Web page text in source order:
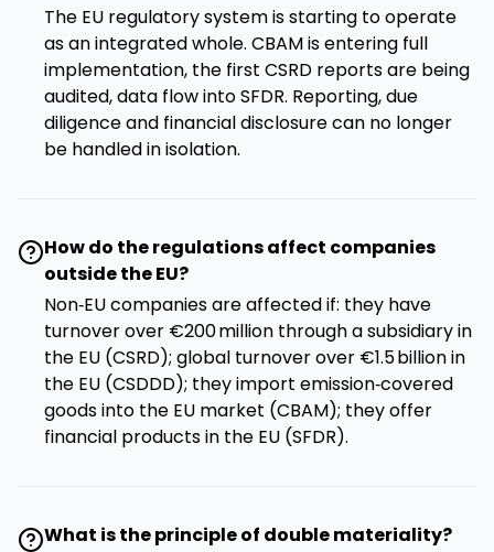
The EU regulatory system is starting to operate
as an integrated whole. CBAM is entering full
implementation, the first CSRD reports are being
audited, data flow into SFDR. Reporting, due
diligence and financial disclosure can no longer
be handled in isolation.
How do the regulations affect companies
outside the EU?
Non‑EU companies are affected if: they have
turnover over €200 million through a subsidiary in
the EU (CSRD); global turnover over €1.5 billion in
the EU (CSDDD); they import emission‑covered
goods into the EU market (CBAM); they offer
financial products in the EU (SFDR).
What is the principle of double materiality?